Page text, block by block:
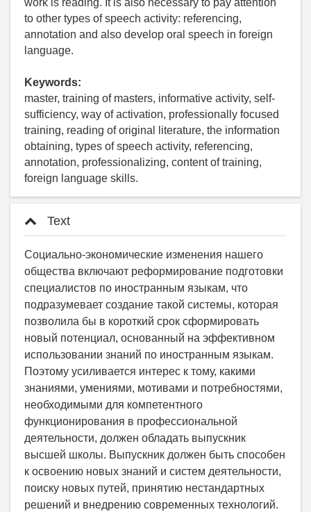
work is reading. It is also necessary to pay attention
to other types of speech activity: referencing,
annotation and also develop oral speech in foreign
language.
Keywords:
master, training of masters, informative activity, self-
sufficiency, way of activation, professionally focused
training, reading of original literature, the information
obtaining, types of speech activity, referencing,
annotation, professionalizing, content of training,
foreign language skills.
Text
Социально-экономические изменения нашего
общества включают реформирование подготовки
специалистов по иностранным языкам, что
подразумевает создание такой системы, которая
позволила бы в короткий срок сформировать
новый потенциал, основанный на эффективном
использовании знаний по иностранным языкам.
Поэтому усиливается интерес к тому, какими
знаниями, умениями, мотивами и потребностями,
необходимыми для компетентного
функционирования в профессиональной
деятельности, должен обладать выпускник
высшей школы. Выпускник должен быть способен
к освоению новых знаний и систем деятельности,
поиску новых путей, принятию нестандартных
решений и внедрению современных технологий.